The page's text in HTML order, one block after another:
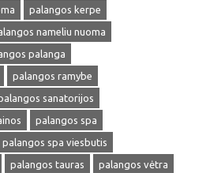
palangos kerpe
nameliu nuoma
palanga
palangos ramybe
sanatorijos
palangos spa
palangos spa viesbutis
palangos tauras
palangos vėtra